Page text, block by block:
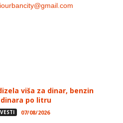
viša za dinar, benzin
po litru
07/08/2026